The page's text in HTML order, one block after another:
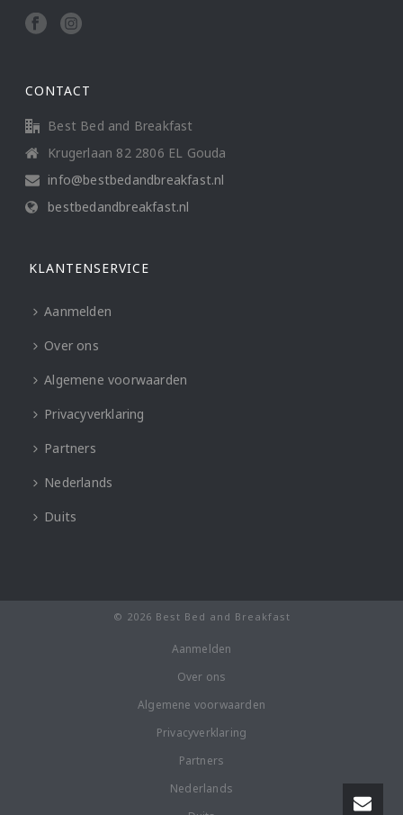
CONTACT
Best Bed and Breakfast
Krugerlaan 82 2806 EL Gouda
info@bestbedandbreakfast.nl
bestbedandbreakfast.nl
KLANTENSERVICE
Aanmelden
Over ons
Algemene voorwaarden
Privacyverklaring
Partners
Nederlands
Duits
© 2026 Best Bed and Breakfast
Aanmelden
Over ons
Algemene voorwaarden
Privacyverklaring
Partners
Nederlands